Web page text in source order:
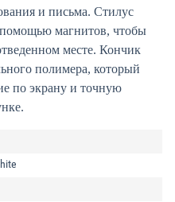
и письма. Стилус
магнитов, чтобы
месте. Кончик
полимера, который
по экрану и точную